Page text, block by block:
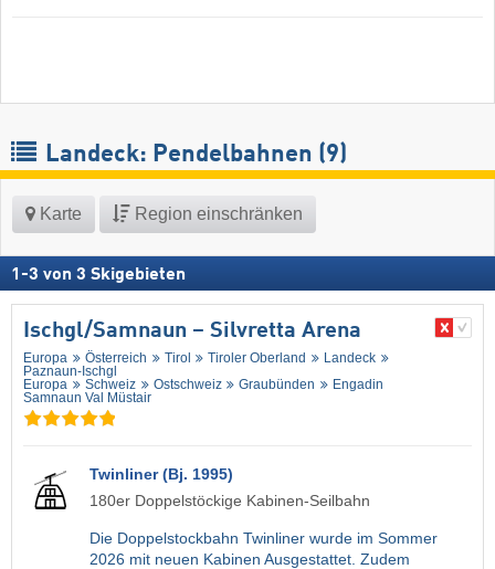
Landeck: Pendelbahnen (9)
Karte Region einschränken
1 -3 von 3 Skigebieten
Ischgl/​Samnaun – Silvretta Arena
Europa Österreich Tirol Tiroler Oberland
Landeck
Paznaun-Ischgl
Europa
Schweiz Ostschweiz Graubünden
Engadin
Samnaun Val Müstair
Twinliner (Bj. 1995)
180er Doppelstöckige Kabinen-Seilbahn
Die Doppelstockbahn Twinliner wurde im Sommer
2026 mit neuen Kabinen Ausgestattet. Zudem